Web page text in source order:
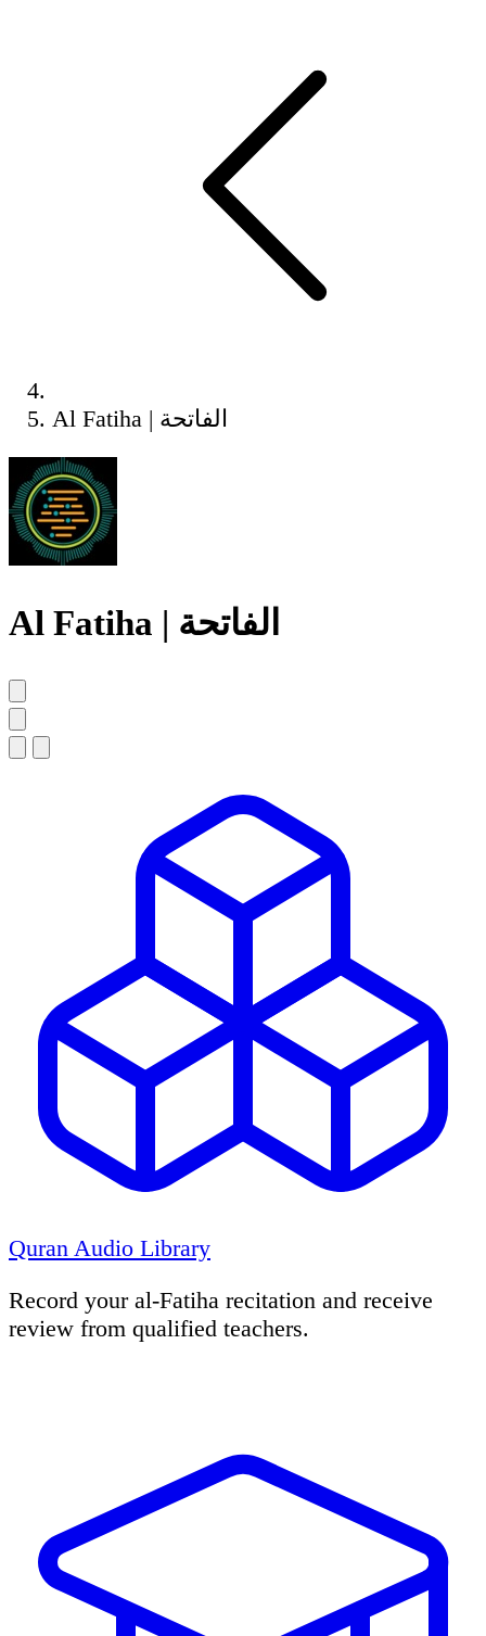
Al Fatiha | الفاتحة
Al Fatiha | الفاتحة
Quran Audio Library
Record your al-Fatiha recitation and receive
review from qualified teachers.